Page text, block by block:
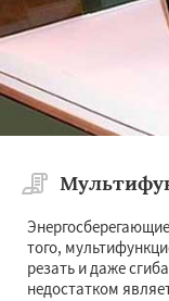
того,
резать и даже
недостатком